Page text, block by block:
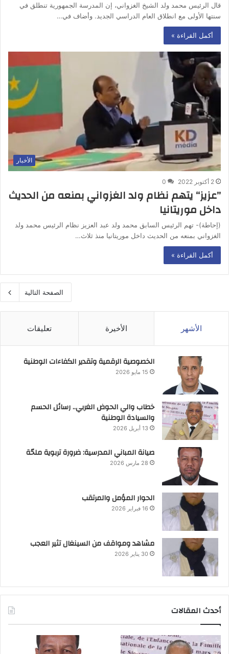
قال الرئيس محمد ولد الشيخ الغزواني، إن المدرسة الجمهورية تنطلق في
سنتها الأولى مع انطلاق العام الدراسي الجديد. وأضاف في…
أكمل القراءة »
الأخبار
2 أكتوبر 2022 0
”عزيز“ يتهم نظام ولد الغزواني بمنعه من الحديث
داخل موريتانيا
(إحاطة)- تهم الرئيس السابق محمد ولد عبد العزيز نظام الرئيس محمد ولد
الغزواني بمنعه من الحديث داخل موريتانيا منذ ثلاث…
أكمل القراءة »
الصفحة التالية
الأشهر الأخيرة تعليقات
الخصوصية الرقمية وتقدير الكفاءات الوطنية
15 مايو 2026
خطاب والي الحوض الغربي.. رسائل الحسم
والسيادة الوطنية
13 أبريل 2026
صيانة المباني المدرسية: ضرورة تربوية ملحّة
28 مارس 2026
الحوار المؤمل والمرتقب
16 فبراير 2026
مشاهد ومواقف من السينغال تثير العجب
30 يناير 2026
أحدث المقالات